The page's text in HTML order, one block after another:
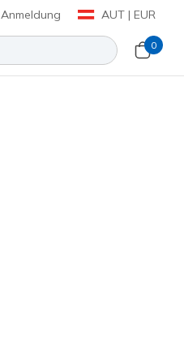
Anmeldung AUT | EUR
0